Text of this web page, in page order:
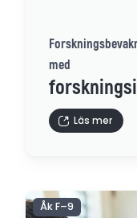
med
Läs mer
Åk F–9